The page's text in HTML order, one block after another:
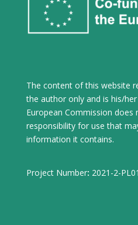
The content of this website
the author only and is his/
European Commission does
responsibility for use that
information it contains.
Project Number: 2021-2-